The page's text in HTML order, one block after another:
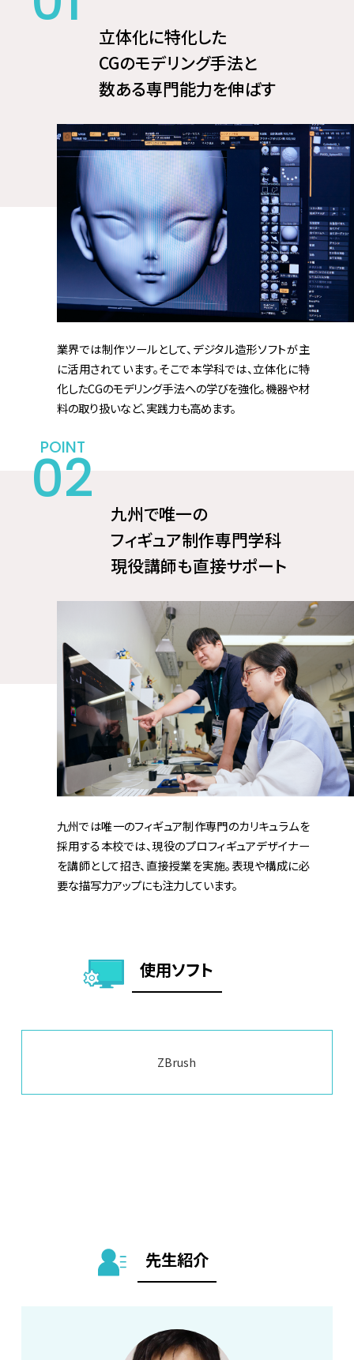
立体化に特化した
CGのモデリング手法と
数ある専門能力を伸ばす
業界では制作ツールとして、デジタル造形ソフトが主
に活用されています。そこで本学科では、立体化に特
化したCGのモデリング手法への学びを強化。機器や材
料の取り扱いなど、実践力も高めます。
九州で唯一の
フィギュア制作専門学科
現役講師も直接サポート
九州では唯一のフィギュア制作専門のカリキュラムを
採用する本校では、現役のプロフィギュアデザイナー
を講師として招き、直接授業を実施。表現や構成に必
要な描写力アップにも注力しています。
使用ソフト
ZBrush
先生紹介